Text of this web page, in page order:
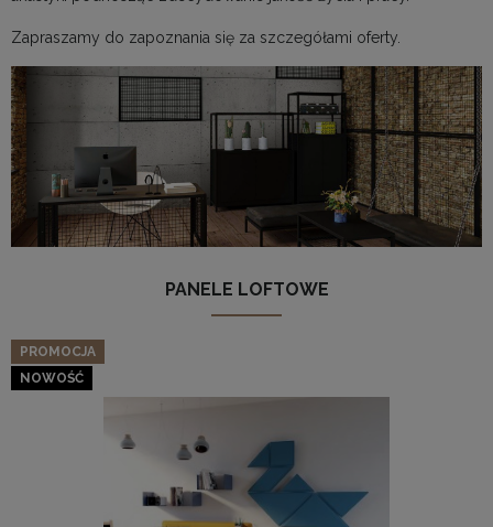
Zapraszamy do zapoznania się za szczegółami oferty.
PANELE LOFTOWE
PROMOCJA
NOWOŚĆ